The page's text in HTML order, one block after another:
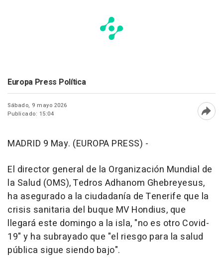
Europa Press Política
Sábado, 9 mayo 2026
Publicado: 15:04
MADRID 9 May. (EUROPA PRESS) -
El director general de la Organización Mundial de
la Salud (OMS), Tedros Adhanom Ghebreyesus,
ha asegurado a la ciudadanía de Tenerife que la
crisis sanitaria del buque MV Hondius, que
llegará este domingo a la isla, "no es otro Covid-
19" y ha subrayado que "el riesgo para la salud
pública sigue siendo bajo".